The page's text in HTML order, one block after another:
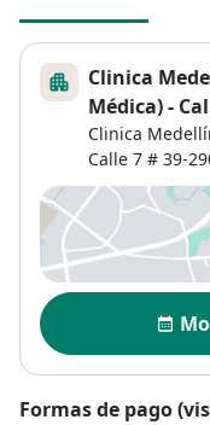
Clinica
Médica) -
Clinica
Calle 7 # 39-
Disponibilidad
Formas de pago